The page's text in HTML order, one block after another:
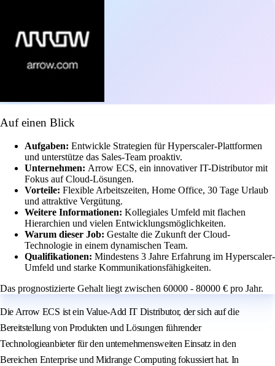
Auf einen Blick
Aufgaben: Entwickle Strategien für Hyperscaler-Plattformen
und unterstütze das Sales-Team proaktiv.
Unternehmen: Arrow ECS, ein innovativer IT-Distributor mit
Fokus auf Cloud-Lösungen.
Vorteile: Flexible Arbeitszeiten, Home Office, 30 Tage Urlaub
und attraktive Vergütung.
Weitere Informationen: Kollegiales Umfeld mit flachen
Hierarchien und vielen Entwicklungsmöglichkeiten.
Warum dieser Job: Gestalte die Zukunft der Cloud-
Technologie in einem dynamischen Team.
Qualifikationen: Mindestens 3 Jahre Erfahrung im Hyperscaler-
Umfeld und starke Kommunikationsfähigkeiten.
Das prognostizierte Gehalt liegt zwischen 60000 - 80000 € pro Jahr.
Die Arrow ECS ist ein Value-Add IT Distributor, der sich auf die
Bereitstellung von Produkten und Lösungen führender
Technologieanbieter für den unternehmensweiten Einsatz in den
Bereichen Enterprise und Midrange Computing fokussiert hat. In